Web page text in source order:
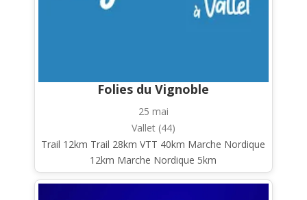
Folies du Vignoble
25 mai
Vallet (44)
Trail 12km Trail 28km VTT 40km Marche Nordique
12km Marche Nordique 5km